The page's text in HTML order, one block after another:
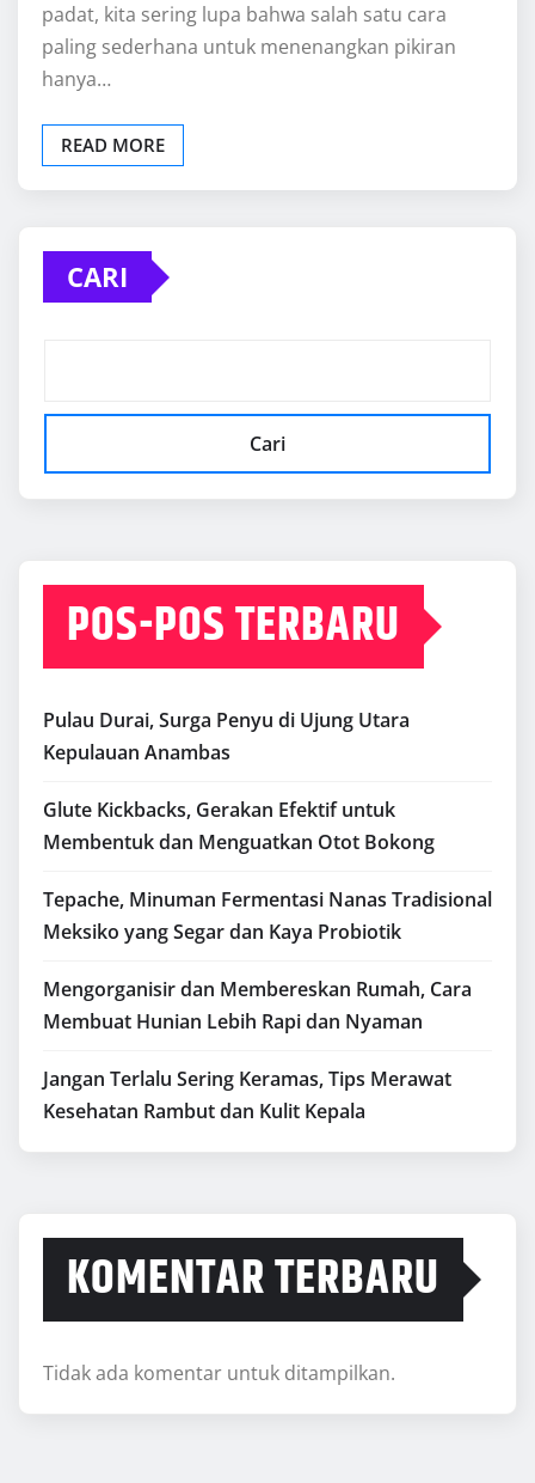
padat, kita sering lupa bahwa salah satu cara
paling sederhana untuk menenangkan pikiran
hanya…
READ MORE
CARI
Cari
POS-POS TERBARU
Pulau Durai, Surga Penyu di Ujung Utara
Kepulauan Anambas
Glute Kickbacks, Gerakan Efektif untuk
Membentuk dan Menguatkan Otot Bokong
Tepache, Minuman Fermentasi Nanas Tradisional
Meksiko yang Segar dan Kaya Probiotik
Mengorganisir dan Membereskan Rumah, Cara
Membuat Hunian Lebih Rapi dan Nyaman
Jangan Terlalu Sering Keramas, Tips Merawat
Kesehatan Rambut dan Kulit Kepala
KOMENTAR TERBARU
Tidak ada komentar untuk ditampilkan.